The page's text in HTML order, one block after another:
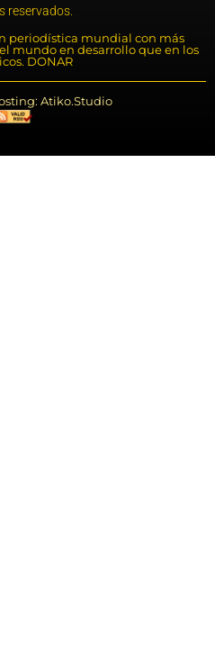
reservados.
periodística mundial con más
mundo en desarrollo que en los
DONAR
Atiko.Studio